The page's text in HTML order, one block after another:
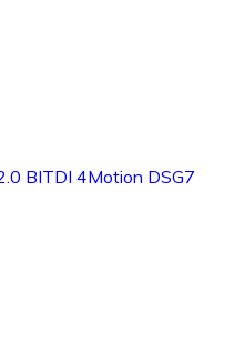
BITDI 4Motion DSG7